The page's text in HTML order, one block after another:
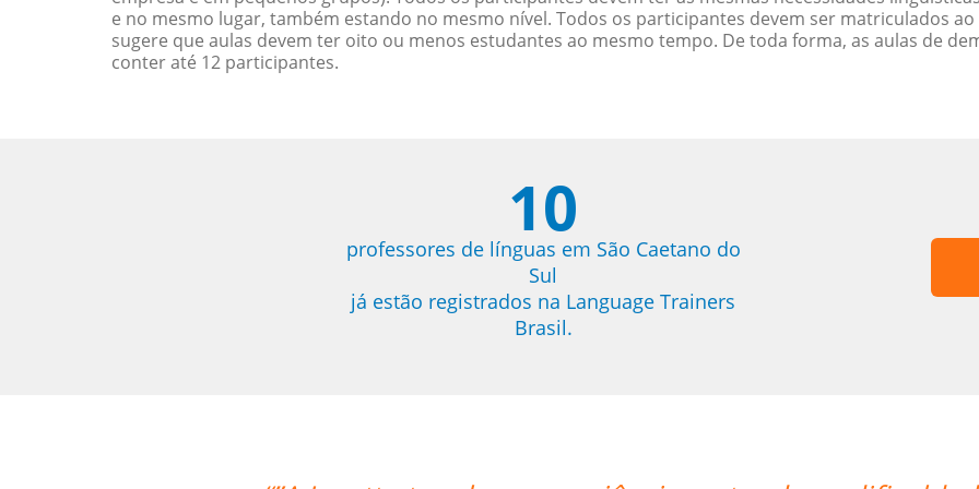
e no mesmo lugar, também estando no mesmo nível. Todos os participantes devem ser matriculados
sugere que aulas devem ter oito ou menos estudantes ao mesmo tempo. De toda forma, as aulas de
conter até 12 participantes.
10
professores de línguas em São Caetano do
Sul
já estão registrados na Language Trainers
Brasil.